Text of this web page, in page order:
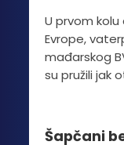
U prvom
Evrope,
mađarskog
su pružili jak
Šapčani